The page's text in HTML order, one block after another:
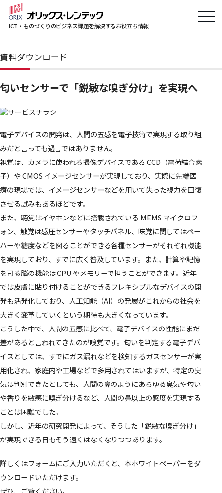
ICT・ものづくりのビジネス課題を解決するお役立ち情報
資料ダウンロード
匂いセンサーで「鋭敏な嗅ぎ分け」を実現へ
電子デバイスの開発は、人間の五感を電子技術で実現する取り組
みだと言っても過言ではありません。
視覚は、カメラに使われる撮像デバイスである CCD（電荷結合素
子）や CMOS イメージセンサーが実現しており、実際に先端医
療の現場では、イメージセンサーなどを用いて失った視力を回復
させる試みもあるほどです。
また、聴覚はイヤホンなどに搭載されている MEMS マイクロフ
ォン、触覚は感圧センサーやタッチパネル、味覚に関してはペー
ハーや糖度などを図ることができる各種センサーがそれぞれ機能
を実現しており、すでに広く普及しています。また、計算や記憶
を司る脳の機能は CPU やメモリーで担うことができます。近年
では皮膚に貼り付けることができるフレキシブルなデバイスの開
発も活発化しており、人工知能（AI）の発展がこれからの社会を
大きく変革していくという期待も大きくなっています。
こうした中で、人間の五感に比べて、電子デバイスの性能にまだ
差があると言われてきたのが嗅覚です。匂いを判定する電子デバ
イスとしては、すでにガス漏れなどを検知するガスセンサーが実
用化され、家庭内や工場などで多用されてはいますが、特定の臭
気は判別できたとしても、人間の鼻のようにあらゆる臭気や匂い
や香りを敏感に嗅ぎ分けるなど、人間の鼻以上の感度を実現する
ことは困難でした。
しかし、近年の研究開発によって、そうした「鋭敏な嗅ぎ分け」
が実現できる日もそう遠くはなくなりつつあります。
詳しくはフォームにご入力いただくと、本ホワイトペーパーをダ
ウンロードいただけます。
ぜひ、ご覧ください。